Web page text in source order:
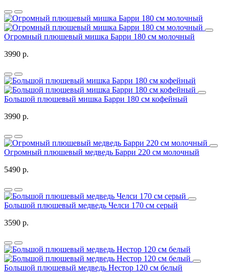
Огромный плюшевый мишка Барри 180 см молочный
3990 р.
Большой плюшевый мишка Барри 180 см кофейный
3990 р.
Огромный плюшевый медведь Барри 220 см молочный
5490 р.
Большой плюшевый медведь Челси 170 см серый
3590 р.
Большой плюшевый медведь Нестор 120 см белый